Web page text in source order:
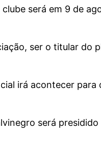
será em 9 de
ser o titular do
irá acontecer para
será